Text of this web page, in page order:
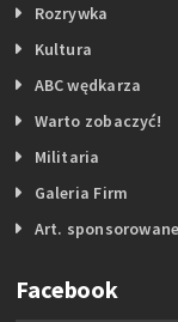
Rozrywka
Kultura
ABC wędkarza
Warto zobaczyć!
Militaria
Galeria Firm
Art. sponsorowane
Facebook